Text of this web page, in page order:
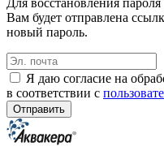
Для восстановления
Вам будет отправлена
новый пароль.
Я даю согласие на
в соответствии с